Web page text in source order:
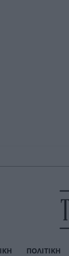
ΠΟΛΙΤΙΚΉ